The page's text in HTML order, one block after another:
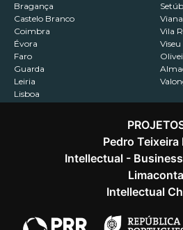
Bragança
Castelo Branco
Coimbra
Évora
Faro
Guarda
Leiria
Lisboa
Vila
Viseu
Contactos Recrutamento
Pedro Teixeira
Intellectual -
Limaconta
Intellectual